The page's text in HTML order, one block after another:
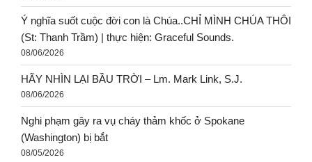
Ý nghĩa suốt cuộc đời con là Chúa..CHỈ MÌNH CHÚA THÔI
(St: Thanh Trầm) | thực hiện: Graceful Sounds.
08/06/2026
HÃY NHÌN LẠI BẦU TRỜI – Lm. Mark Link, S.J.
08/06/2026
Nghi phạm gây ra vụ cháy thảm khốc ở Spokane
(Washington) bị bắt
08/05/2026